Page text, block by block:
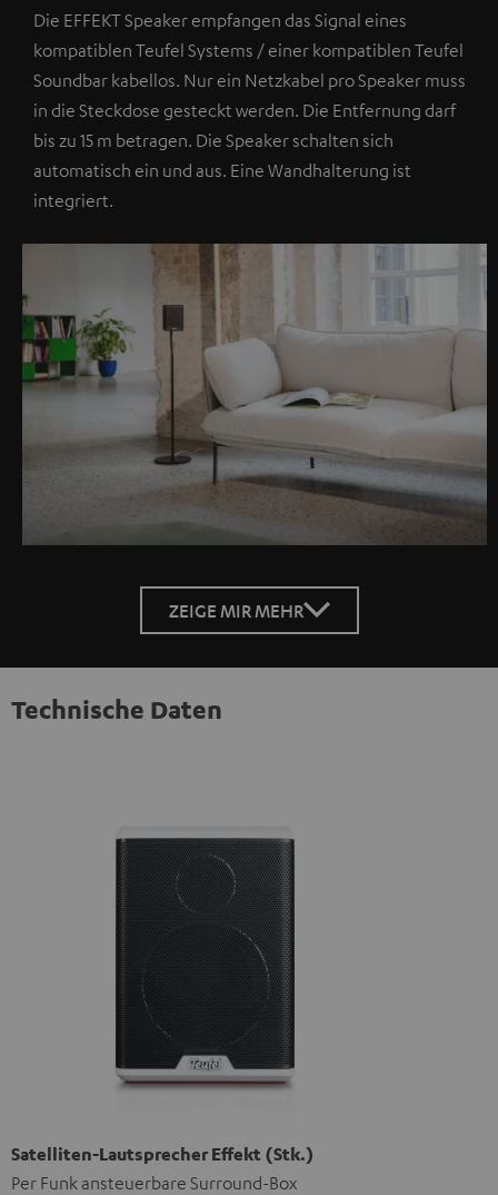
Die EFFEKT Speaker empfangen das Signal eines
kompatiblen Teufel Systems / einer kompatiblen Teufel
Soundbar kabellos. Nur ein Netzkabel pro Speaker muss
in die Steckdose gesteckt werden. Die Entfernung darf
bis zu 15 m betragen. Die Speaker schalten sich
automatisch ein und aus. Eine Wandhalterung ist
integriert.
ZEIGE MIR MEHR
Technische Daten
Satelliten-Lautsprecher Effekt (Stk.)
Per Funk ansteuerbare Surround-Box